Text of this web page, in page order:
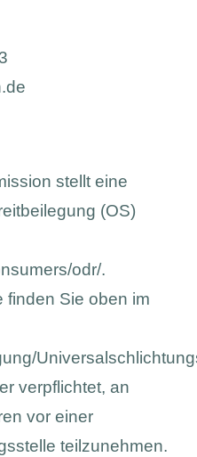
stellt eine
(OS)
odr/.
finden Sie oben im
verpflichtet, an
vor einer
teilzunehmen.